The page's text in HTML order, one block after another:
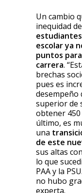
Un cambio
inequidad
escolar ya
puntos
carrera.
brechas
pues es
desempeño
superior de
obtener
último, es
una
de este
sus altas
lo que
PAA y la
no hubo
experta.